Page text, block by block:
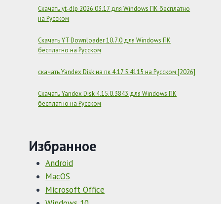
Скачать yt-dlp 2026.03.17 для Windows ПК бесплатно
на Русском
Скачать YT Downloader 10.7.0 для Windows ПК
бесплатно на Русском
скачать Yandex Disk на пк 4.17.5.4115 на Русском [2026]
Скачать Yandex Disk 4.15.0.3843 для Windows ПК
бесплатно на Русском
Избранное
Android
MacOS
Microsoft Office